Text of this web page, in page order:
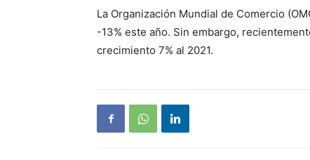
La Organización Mundial de Comercio
-13% este año. Sin embargo,
crecimiento 7% al 2021.